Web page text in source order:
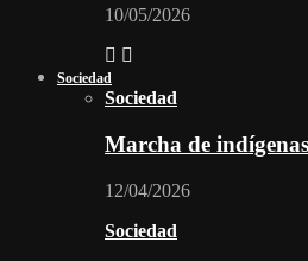
10/05/2026
Sociedad
Sociedad
Marcha de
12/04/2026
Sociedad